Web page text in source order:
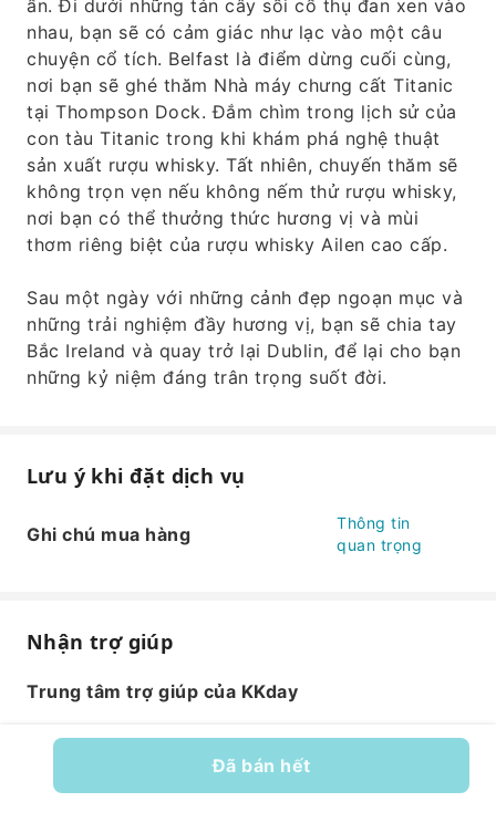
Đã bán hết
ẩn. Đi dưới những tán cây sồi cổ thụ đan xen vào
nhau, bạn sẽ có cảm giác như lạc vào một câu
chuyện cổ tích. Belfast là điểm dừng cuối cùng,
nơi bạn sẽ ghé thăm Nhà máy chưng cất Titanic
tại Thompson Dock. Đắm chìm trong lịch sử của
con tàu Titanic trong khi khám phá nghệ thuật
sản xuất rượu whisky. Tất nhiên, chuyến thăm sẽ
không trọn vẹn nếu không nếm thử rượu whisky,
nơi bạn có thể thưởng thức hương vị và mùi
thơm riêng biệt của rượu whisky Ailen cao cấp.
Sau một ngày với những cảnh đẹp ngoạn mục và
những trải nghiệm đầy hương vị, bạn sẽ chia tay
Bắc Ireland và quay trở lại Dublin, để lại cho bạn
những kỷ niệm đáng trân trọng suốt đời.
Lưu ý khi đặt dịch vụ
Ghi chú mua hàng
Thông tin
quan trọng
Nhận trợ giúp
Trung tâm trợ giúp của KKday
Mã dịch vụ: 170631